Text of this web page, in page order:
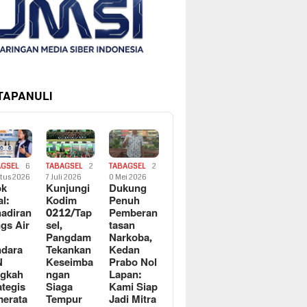
6
2026
Air
TABAGSEL
2
7 Juli 2026
Kunjungi
Kodim
0212/Tap
sel,
Pangdam
Tekankan
Keseimba
ngan
Siaga
Tempur
TABAGSEL
2
0 Mei 2026
Dukung
Penuh
Pemberan
tasan
Narkoba,
Kedan
Prabo Nol
Lapan:
Kami Siap
Jadi Mitra